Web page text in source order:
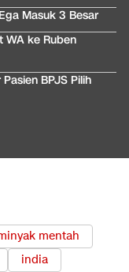
Masuk 3 Besar
WA ke Ruben
BPJS Pilih
mentah
india